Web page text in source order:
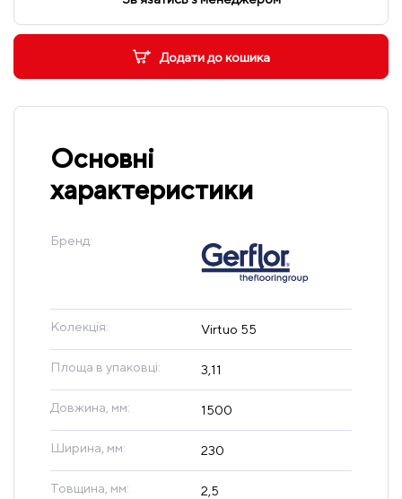
Додати до кошика
Основні
характеристики
Бренд:
Колекція: Virtuo 55
Площа в упаковці: 3,11
Довжина, мм: 1500
Ширина, мм: 230
Товщина, мм: 2,5